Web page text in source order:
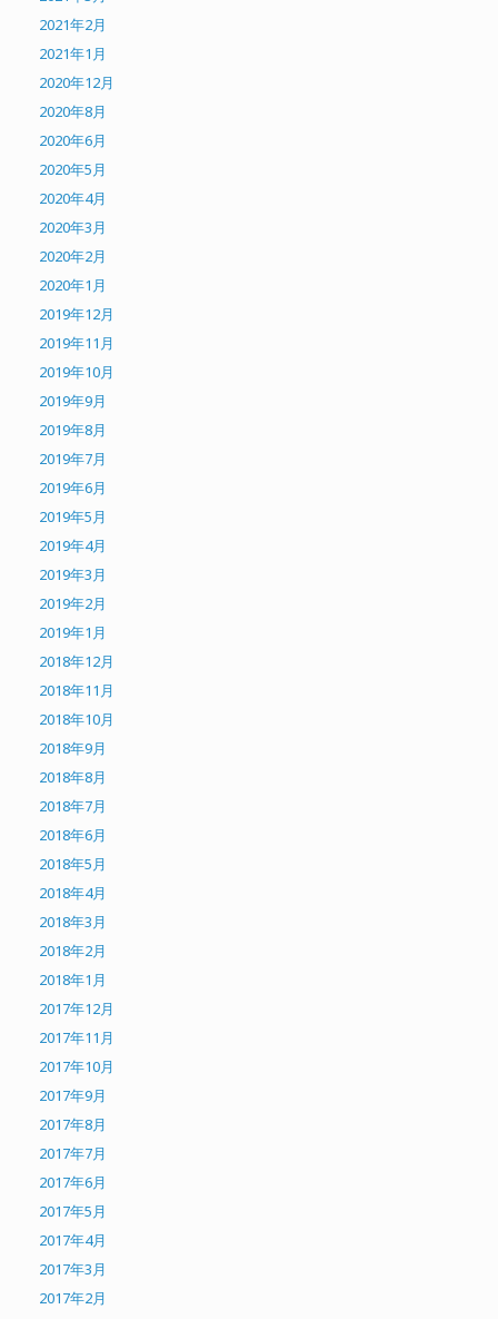
2021年2月
2021年1月
2020年12月
2020年8月
2020年6月
2020年5月
2020年4月
2020年3月
2020年2月
2020年1月
2019年12月
2019年11月
2019年10月
2019年9月
2019年8月
2019年7月
2019年6月
2019年5月
2019年4月
2019年3月
2019年2月
2019年1月
2018年12月
2018年11月
2018年10月
2018年9月
2018年8月
2018年7月
2018年6月
2018年5月
2018年4月
2018年3月
2018年2月
2018年1月
2017年12月
2017年11月
2017年10月
2017年9月
2017年8月
2017年7月
2017年6月
2017年5月
2017年4月
2017年3月
2017年2月